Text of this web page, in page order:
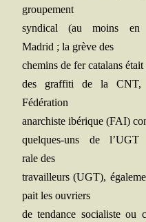
groupement
syn­di­cal (au moins en
Madrid ; la grève des
che­mins de fer cata­lans
des graf­fi­ti de la
Fédération
anar­chiste ibé­rique (FAI)
quelques-uns de
rale des
tra­vailleurs (UGT),
pait les ouvriers
de ten­dance socia­liste ou